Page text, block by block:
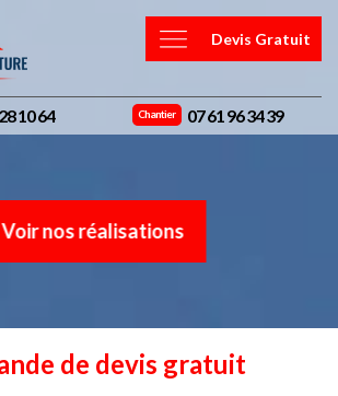
Devis Gratuit
10 64 Chantier 07 61 96 34 39
Voir nos réalisations
de devis gratuit